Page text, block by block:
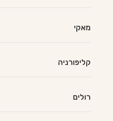
מאקי
קליפורניה
רולים